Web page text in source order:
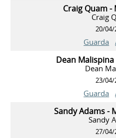
Craig Quam -
Craig
20/04/
Guarda
Dean
Dean
23/04/
Guarda
Sandy Adams -
Sandy
27/04/